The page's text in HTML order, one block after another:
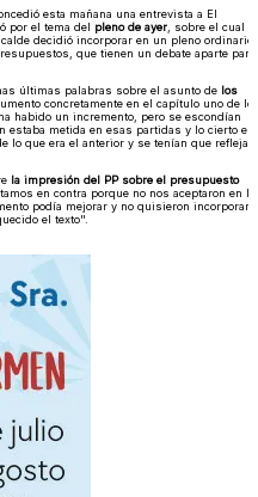
esta mañana una entrevista a El
por el tema del pleno de ayer , sobre el cual
decidió incorporar en un pleno ordinario
que tienen un debate aparte para
últimas palabras sobre el asunto de los
concretamente en el capítulo uno de
habido un incremento, pero se escondían
metida en esas partidas y lo cierto es
lo que era el anterior y se tenían que reflejar
la impresión del PP sobre el presupuesto
en contra porque no nos aceptaron en la
podía mejorar y no quisieron incorporar
el texto".